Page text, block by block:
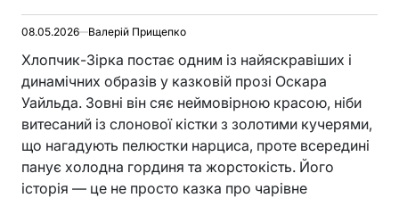
08.05.2026 Валерій Прищепко
Хлопчик-Зірка постає одним із найяскравіших і
динамічних образів у казковій прозі Оскара
Уайльда. Зовні він сяє неймовірною красою, ніби
витесаний із слонової кістки з золотими кучерями,
що нагадують пелюстки нарциса, проте всередині
панує холодна гординя та жорстокість. Його
історія — це не просто казка про чарівне